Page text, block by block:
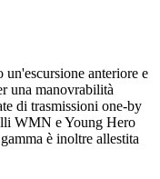
un'escursione anteriore e
una manovrabilità
di trasmissioni one-by
WMN e Young Hero
è inoltre allestita